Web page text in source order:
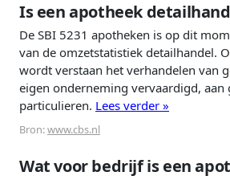
Is een apotheek
De SBI 5231 apotheken is op dit
van de omzetstatistiek detailhandel.
wordt verstaan het verhandelen van
eigen onderneming vervaardigd, aan
particulieren. Lees verder »
Bron:www.cbs.nl
Wat voor bedrijf is een